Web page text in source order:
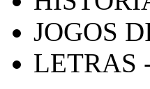
JOGOS
LETRAS